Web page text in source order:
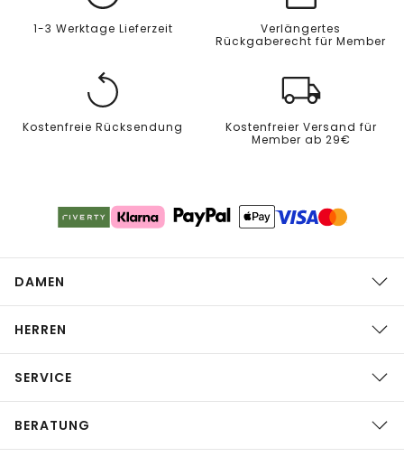
1-3 Werktage Lieferzeit
Verlängertes
Rückgaberecht für Member
Kostenfreie Rücksendung
Kostenfreier Versand für
Member ab 29€
DAMEN
HERREN
SERVICE
BERATUNG